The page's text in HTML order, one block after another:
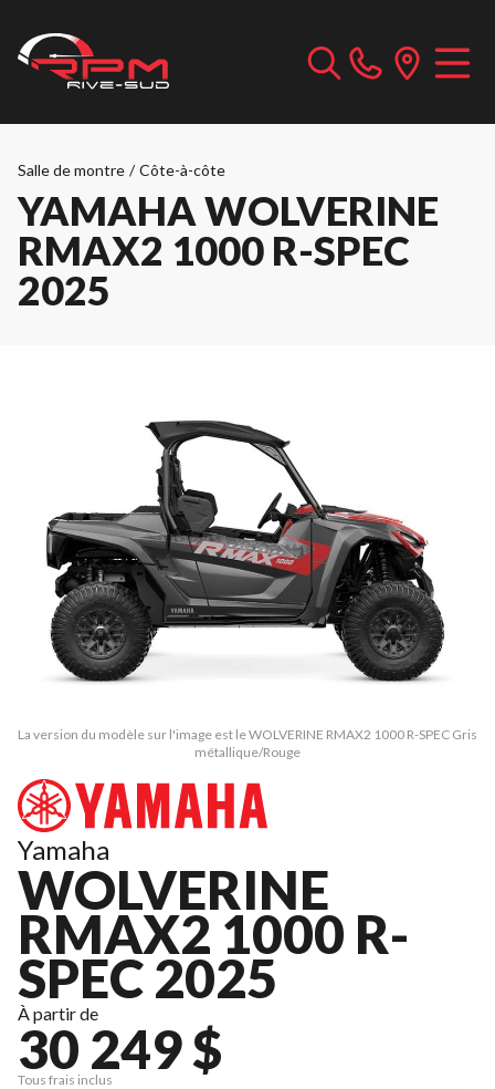
Salle de montre / Côte-à-côte
YAMAHA WOLVERINE
RMAX2 1000 R-SPEC
2025
La version du modèle sur l'image est le WOLVERINE RMAX2 1000 R-SPEC Gris
métallique/Rouge
Yamaha
WOLVERINE
RMAX2 1000 R-
SPEC 2025
À partir de
30 249 $
Tous frais inclus